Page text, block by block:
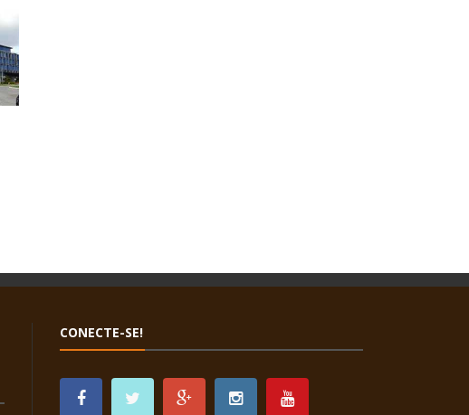
CONECTE-SE!